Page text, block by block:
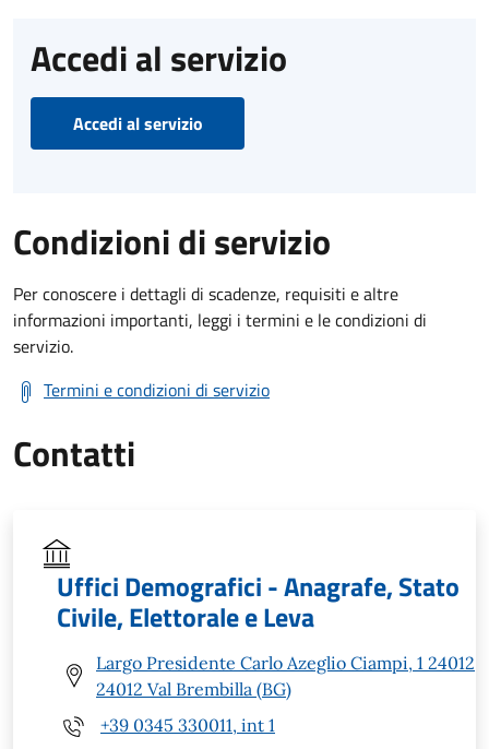
Accedi al servizio
Accedi al servizio
Condizioni di servizio
Per conoscere i dettagli di scadenze, requisiti e altre
informazioni importanti, leggi i termini e le condizioni di
servizio.
Termini e condizioni di servizio
Contatti
Uffici Demografici - Anagrafe, Stato
Civile, Elettorale e Leva
Largo Presidente Carlo Azeglio Ciampi, 1 24012
24012 Val Brembilla (BG)
+39 0345 330011, int 1